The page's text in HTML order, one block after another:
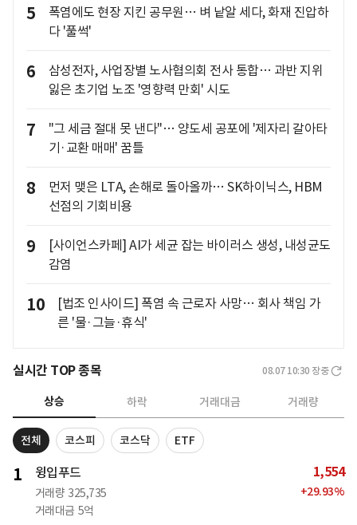
5
폭염에도 현장 지킨 공무원… 벼 낱알 세다, 화재 진압하
다 '풀썩'
6
삼성전자, 사업장별 노사협의회 전사 통합… 과반 지위
잃은 초기업 노조 '영향력 만회' 시도
7
"그 세금 절대 못 낸다"… 양도세 공포에 '제자리 갈아타
기·교환 매매' 꿈틀
8
먼저 맺은 LTA, 손해로 돌아올까… SK하이닉스, HBM
선점의 기회비용
9
[사이언스카페] AI가 세균 잡는 바이러스 생성, 내성균도
감염
10
[법조 인사이드] 폭염 속 근로자 사망… 회사 책임 가
른 '물·그늘·휴식'
실시간 TOP 종목 08.07 10:30 장중
상승 하락 거래대금 거래량
전체 코스피 코스닥 ETF
1 윙입푸드
거래량 325,735
거래대금 5억
1,554
+29.93%